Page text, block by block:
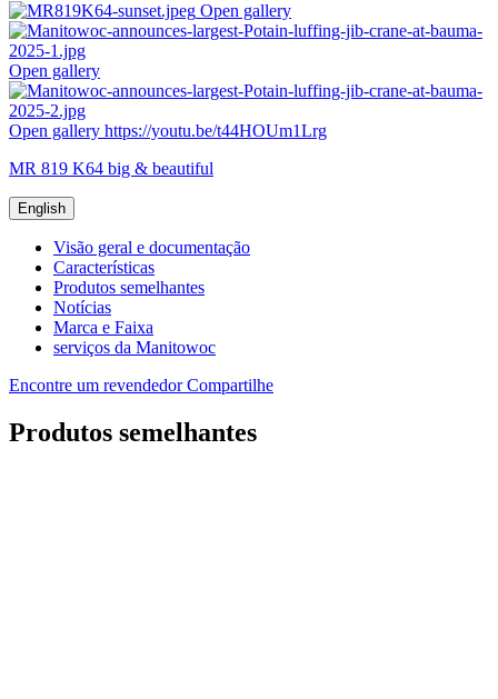
Open gallery
Open gallery
Open gallery https://youtu.be/t44HOUm1Lrg
MR 819 K64 big & beautiful
English
Visão geral e documentação
Características
Produtos semelhantes
Notícias
Marca e Faixa
serviços da Manitowoc
Encontre um revendedor Compartilhe
Produtos semelhantes